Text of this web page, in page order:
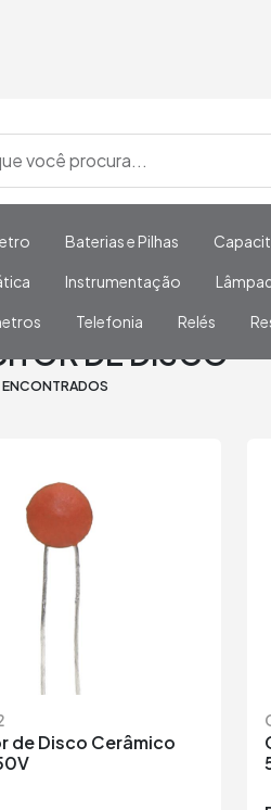
Instrumentação
DE DISCO
de Disco Cerâmico